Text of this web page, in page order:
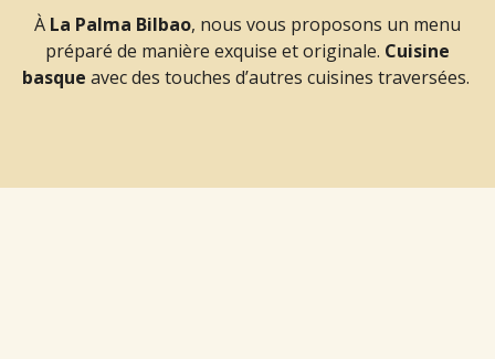
À La Palma Bilbao, nous vous proposons un menu
préparé de manière exquise et originale. Cuisine
basque avec des touches d’autres cuisines traversées.